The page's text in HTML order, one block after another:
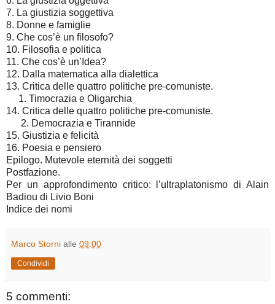
7. La giustizia soggettiva
8. Donne e famiglie
9. Che cos’è un filosofo?
10. Filosofia e politica
11. Che cos’è un’Idea?
12. Dalla matematica alla dialettica
13. Critica delle quattro politiche pre-comuniste.
1. Timocrazia e Oligarchia
14. Critica delle quattro politiche pre-comuniste.
2. Democrazia e Tirannide
15. Giustizia e felicità
16. Poesia e pensiero
Epilogo. Mutevole eternità dei soggetti
Postfazione.
Per un approfondimento critico: l’ultraplatonismo di Alain
Badiou di Livio Boni
Indice dei nomi
Marco Storni alle 09:00
Condividi
5 commenti: